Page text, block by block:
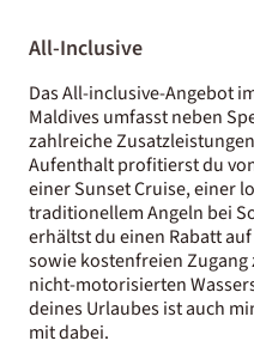
All-Inclusive
Das All-inclusive-Angebot
Maldives umfasst neben
zahlreiche
Aufenthalt profitierst du
einer Sunset Cruise, einer
traditionellem Angeln bei
erhältst du einen Rabatt
sowie kostenfreien
nicht-motorisierten
deines Urlaubes ist auch
mit dabei.